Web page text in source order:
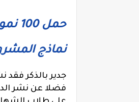
حمل 100 نموذج مشروع بحث عن البيئة لطلاب المرحلة الاعدادية
نماذج
جدير بالذكر
فضلا عن نشر